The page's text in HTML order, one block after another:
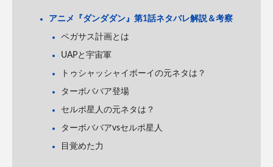
アニメ『ダンダダン』第1話ネタバレ解説＆考察
ペガサス計画とは
UAPと宇宙軍
トゥシャッシャイボーイの元ネタは？
ターボババア登場
セルポ星人の元ネタは？
ターボババアvsセルポ星人
目覚めた力